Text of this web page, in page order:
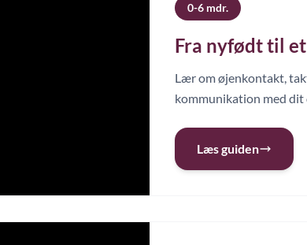
0-6 mdr.
Fra nyfødt til
Lær om øjenkontakt,
kommunikation med dit
Læs guiden